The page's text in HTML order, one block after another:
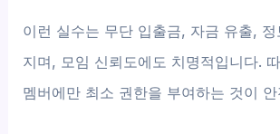
이런 실수는 무단 입출금, 자금 유출,
지며, 모임 신뢰도에도 치명적입니다.
멤버에만 최소 권한을 부여하는 것이